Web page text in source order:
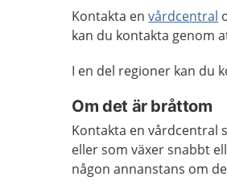
Kontakta envårdcentral
kan du kontakta genom
I en del regioner kan du
Om det är bråttom
Kontakta en vårdcentral
eller som växer snabbt
någon annanstans om